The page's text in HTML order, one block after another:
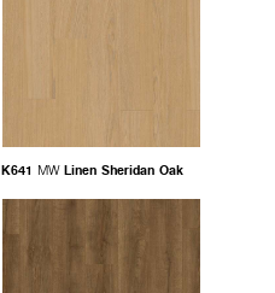
K641 MW Linen Sheridan Oak